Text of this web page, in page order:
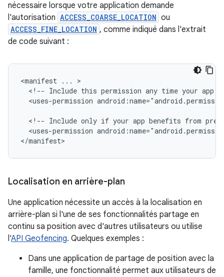
nécessaire lorsque votre application demande
l'autorisation ACCESS_COARSE_LOCATION ou
ACCESS_FINE_LOCATION , comme indiqué dans l'extrait
de code suivant :
<manifest ...
<!-- Include this permission any time your app
<uses-permission
<!-- Include only if your app benefits from
<uses-permission
</manifest>
Localisation en arrière-plan
Une application nécessite un accès à la localisation en
arrière-plan si l'une de ses fonctionnalités partage en
continu sa position avec d'autres utilisateurs ou utilise
l'API Geofencing. Quelques exemples :
Dans une application de partage de position avec la
famille, une fonctionnalité permet aux utilisateurs de